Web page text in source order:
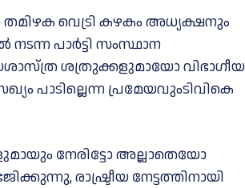
തമിഴക വെട്രി കഴകം അധ്യക്ഷനും
പാർട്ടി സംസ്ഥാന
ശത്രുക്കളുമായോ വിഭാഗീയ
പാടില്ലെന്ന പ്രമേയവുംടിവികെ
നേരിട്ടോ അല്ലാതെയോ
രാഷ്ട്രീയ നേട്ടത്തിനായി